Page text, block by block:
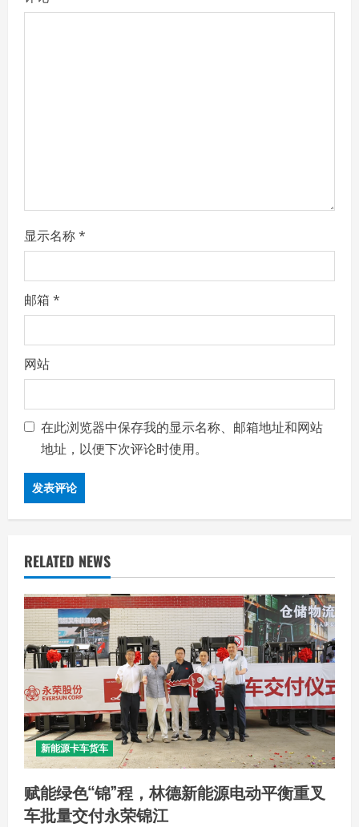
a
显示名称*
邮箱 *
网站
在此浏览器中保存我的显示名称、邮箱地址和网站
地址，以便下次评论时使用。
RELATED NEWS
新能源卡车货车
赋能绿色“锦”程，林德新能源电动平衡重叉
车批量交付永荣锦江